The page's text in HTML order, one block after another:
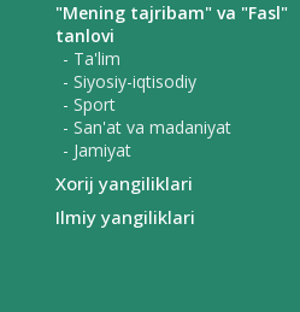
"Mening tajribam" va "Fasl"
tanlovi
- Ta'lim
- Siyosiy-iqtisodiy
- Sport
- San'at va madaniyat
- Jamiyat
Xorij yangiliklari
Ilmiy yangiliklari